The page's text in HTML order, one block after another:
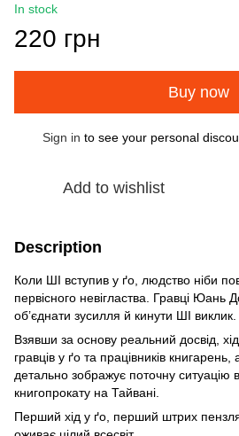
In stock
220 грн
Buy now
Sign in to see your personal
Add to wishlist
Description
Коли ШІ вступив у ґо, людство ніби
первісного невігластва. Гравці Юань
об’єднати зусилля й кинути ШІ
Взявши за основу реальний досвід,
гравців у ґо та працівників
детально зображує поточну ситуацію в
книгопрокату на Тайвані.
Перший хід у ґо, перший штрих